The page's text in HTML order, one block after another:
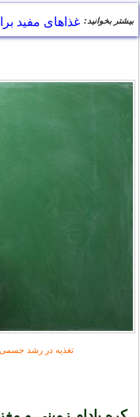
بیشتر بخوانید: غذاهای مفید
تغذیه در رشد